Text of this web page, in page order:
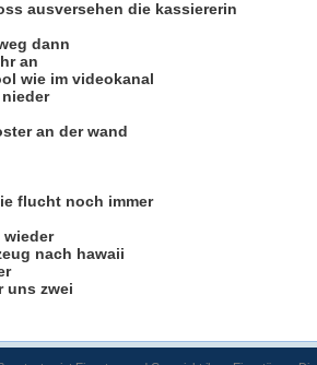
ausversehen die kassiererin
dann
an
wie im videokanal
an der wand
flucht noch immer
wieder
nach hawaii
uns zwei